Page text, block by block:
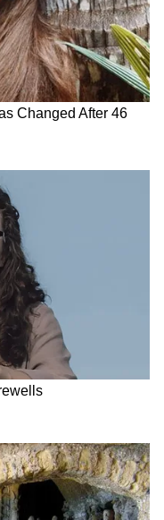
করুন।
স্কিম
এবার
আধার কার্ড
তালিকায়
আছে কিনা
আপনার
'Do e-KYC'
ওটিপি
বা